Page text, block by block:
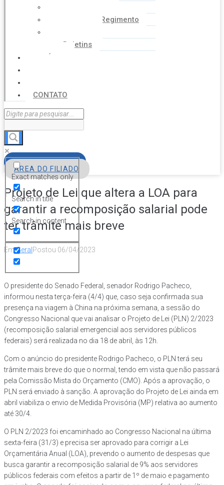
Estatuto e Regimento
Boletins
NOTÍCIAS
CONTATO
Exact matches only
Search in title
Search in content
ÁREA DO FILIADO
Projeto de Lei que altera a LOA para
garantir a recomposição salarial pode
ter trâmite mais breve
EmGeral Postou 06/04/2023
O presidente do Senado Federal, senador Rodrigo Pacheco,
informou nesta terça-feira (4/4) que, caso seja confirmada sua
presença na viagem à China na próxima semana, a sessão do
Congresso Nacional que vai analisar o Projeto de Lei (PLN) 2/2023
(recomposição salarial emergencial aos servidores públicos
federais) será realizada no dia 18 de abril, às 12h.
Com o anúncio do presidente Rodrigo Pacheco, o PLN terá seu
trâmite mais breve do que o normal, tendo em vista que não passará
pela Comissão Mista do Orçamento (CMO). Após a aprovação, o
PLN será enviado à sanção. A aprovação do Projeto de Lei ainda em
abril viabiliza o envio de Medida Provisória (MP) relativa ao aumento
até 30/4.
O PLN 2/2023 foi encaminhado ao Congresso Nacional na última
sexta-feira (31/3) e precisa ser aprovado para corrigir a Lei
Orçamentária Anual (LOA), prevendo o aumento de despesas que
busca garantir a recomposição salarial de 9% aos servidores
públicos federais com efeitos a partir de 1º de maio e pagamento